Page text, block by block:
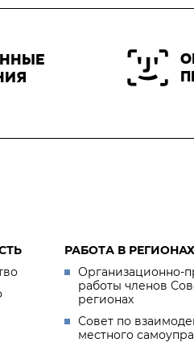
РАБОТА В РЕГИОНАХ
Организационно-
работы членов
регионах
Совет по
местного